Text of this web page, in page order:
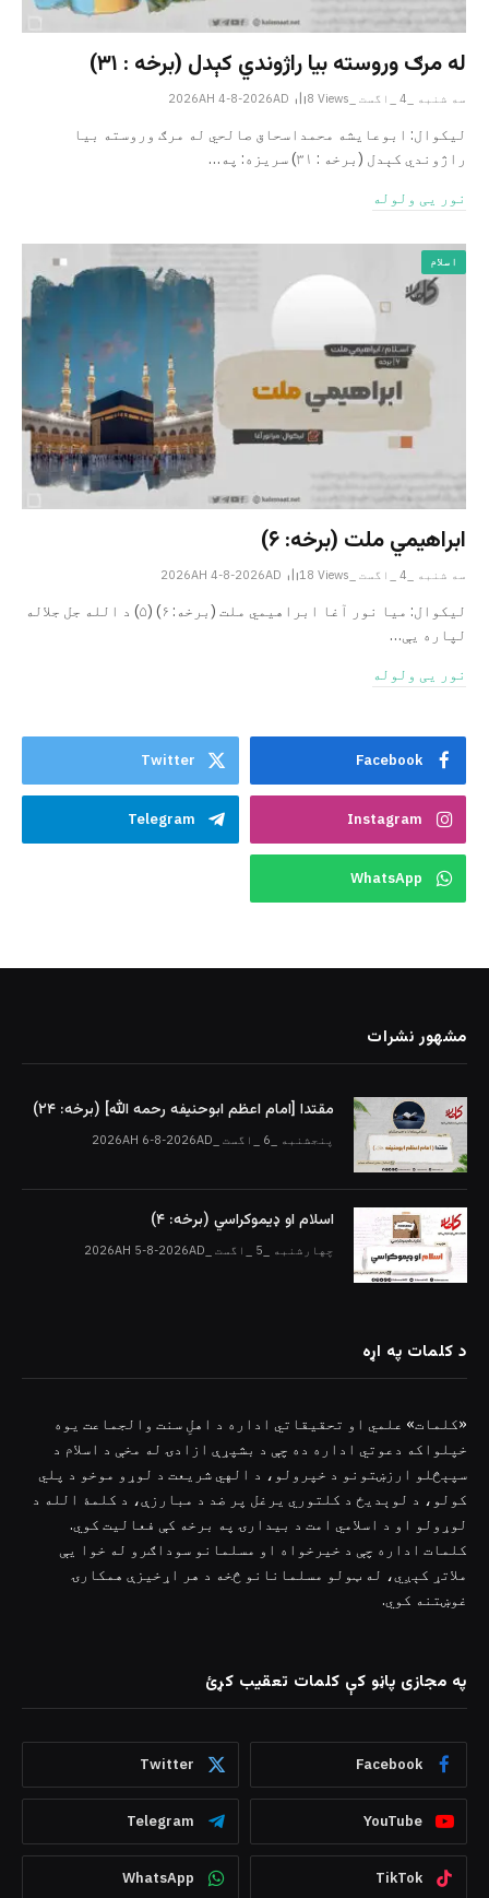
له مرګ وروسته بیا راژوندي کېدل (برخه : ۳۱)
سه شنبه _4 _اگست _2026AH 4-8-2026AD 8 Views
لیکوال: ابوعایشه محمداسحاق صالحي له مرګ وروسته بیا
راژوندي کېدل (برخه : ۳۱) سریزه: په…
نور یی ولوله
اسلام
ابراهيمي ملت (برخه: ۶)
سه شنبه _4 _اگست _2026AH 4-8-2026AD 18 Views
ليکوال: میا نور آغا ابراهيمي ملت (برخه: ۶) (۵) د الله جل جلاله
لپاره یې…
نور یی ولوله
Facebook
Twitter
Instagram
Telegram
WhatsApp
مشهور نشرات
مقتدا [امام اعظم ابوحنیفه رحمه الله‎] (برخه: ۲۴)
پنجشنبه _6 _اگست _2026AH 6-8-2026AD
اسلام او ډیموکراسي (برخه: ۴)
چهارشنبه _5 _اگست _2026AH 5-8-2026AD
د کلمات په اړه
«کلمات» علمي او تحقیقاتي اداره د اهلِ سنت والجماعت یوه
خپلواکه دعوتي اداره ده چې د بشپړې ازادۍ له مخې د اسلام د
سپېڅلو ارزښتونو د خپرولو، د الهي شریعت د لوړو موخو د پلي
کولو، د لوېدیځ د کلتوري یرغل پر ضد د مبارزې، د کلمۀ الله د
لوړولو او د اسلامي امت د بیدارۍ په برخه کې فعالیت کوي.
کلمات اداره چې د خیرخواه او مسلمانو سوداګرو له خوا یې
ملاتړ کېږي، له ټولو مسلمانانو څخه د هر اړخیزې همکارۍ
غوښتنه کوي.
په مجازی پاڼو کې کلمات تعقیب کړئ
Facebook
Twitter
YouTube
Telegram
TikTok
WhatsApp